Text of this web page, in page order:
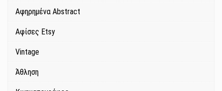
Αφηρημένα Abstract
Αφίσες Etsy
Vintage
Άθληση